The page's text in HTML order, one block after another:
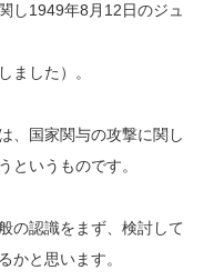
し1949年8月12日のジュ
ました）。
、国家関与の攻撃に関し
というものです。
の認識をまず、検討して
かと思います。